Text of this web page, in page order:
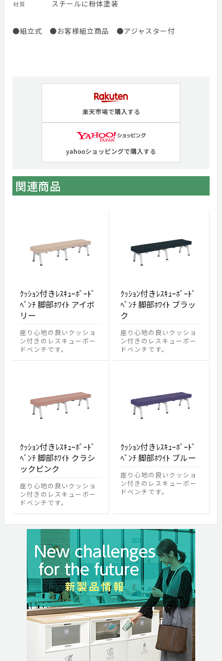
材質 スチールに粉体塗装
●組立式 ●お客様組立商品 ●アジャスター付
楽天市場で購入する
yahooショッピングで購入する
関連商品
ｸｯｼｮﾝ付きﾚｽｷｭｰﾎﾞｰﾄﾞ
ﾍﾞﾝﾁ 脚部ﾎﾜｲﾄ アイボ
リー
座り心地の良いクッショ
ン付きのレスキューボー
ドベンチです。
ｸｯｼｮﾝ付きﾚｽｷｭｰﾎﾞｰﾄﾞ
ﾍﾞﾝﾁ 脚部ﾎﾜｲﾄ ブラッ
ク
座り心地の良いクッショ
ン付きのレスキューボー
ドベンチです。
ｸｯｼｮﾝ付きﾚｽｷｭｰﾎﾞｰﾄﾞ
ﾍﾞﾝﾁ 脚部ﾎﾜｲﾄ クラシ
ックピンク
座り心地の良いクッショ
ン付きのレスキューボー
ドベンチです。
ｸｯｼｮﾝ付きﾚｽｷｭｰﾎﾞｰﾄﾞ
ﾍﾞﾝﾁ 脚部ﾎﾜｲﾄ ブルー
座り心地の良いクッショ
ン付きのレスキューボー
ドベンチです。